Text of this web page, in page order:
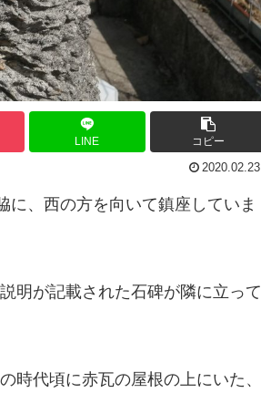
LINE コピー
2020.02.23
に、西の方を向いて鎮座していま
明が記載された石碑が隣に立って
時代頃に赤瓦の屋根の上にいた、